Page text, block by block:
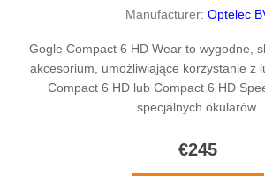
Manufacturer: Optelec
Gogle Compact 6 HD Wear to wygodne,
akcesorium, umożliwiające korzystanie z
Compact 6 HD lub Compact 6 HD
specjalnych okularów.
€245